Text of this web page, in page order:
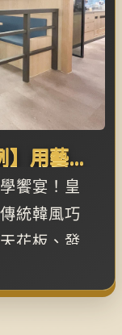
】用藝廊
老虎牆
饗宴！皇
統韓風巧
花板、發
在賣場中
間